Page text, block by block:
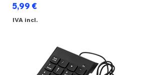
Preço
5,99 €
IVA incl.